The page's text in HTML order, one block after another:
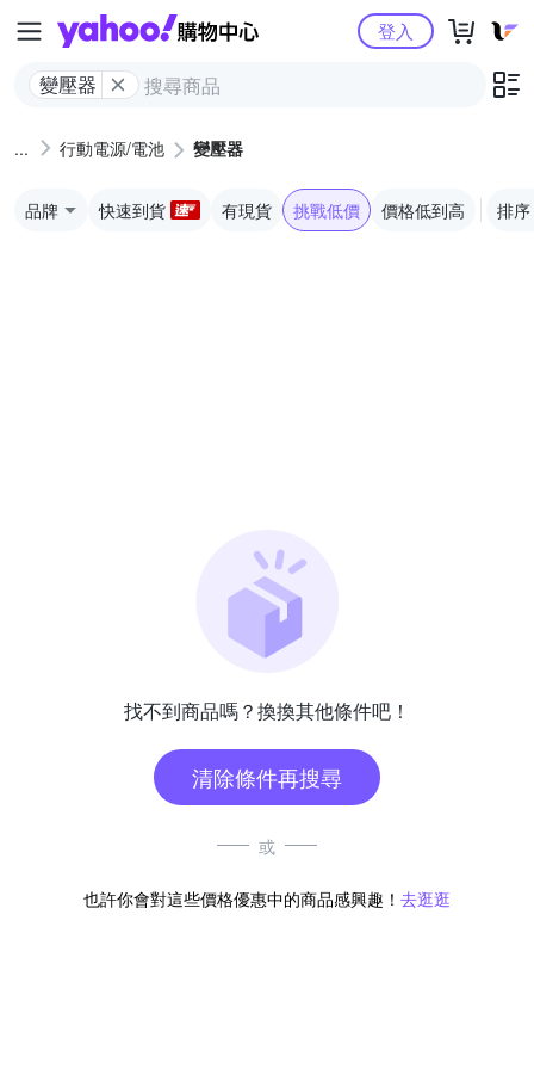
Yahoo購物中心
變壓器
登入
行動電源/電池 變壓器
品牌 快速到貨 有現貨 挑戰低價 價格低到高 排序
找不到商品嗎？換換其他條件吧！
清除條件再搜尋
或
也許你會對這些價格優惠中的商品感興趣！ 去逛逛